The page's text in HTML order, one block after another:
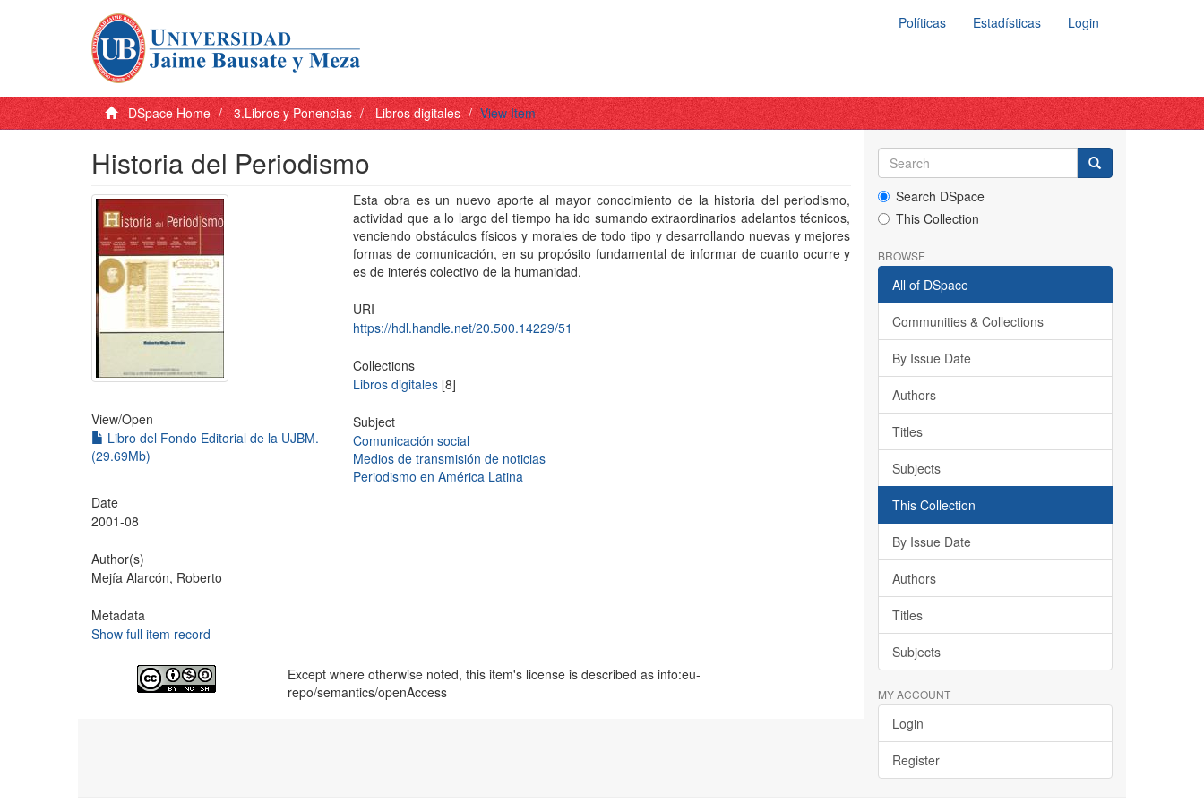
Políticas Estadísticas Login
DSpace Home 3.Libros y Ponencias Libros digitales View Item
Historia del Periodismo
View/Open
Libro del Fondo Editorial de la UJBM.
(29.69Mb)
Date
2001-08
Author(s)
Mejía Alarcón, Roberto
Metadata
Show full item record
Esta obra es un nuevo aporte al mayor conocimiento de la historia del periodismo,
actividad que a lo largo del tiempo ha ido sumando extraordinarios adelantos técnicos,
venciendo obstáculos físicos y morales de todo tipo y desarrollando nuevas y mejores
formas de comunicación, en su propósito fundamental de informar de cuanto ocurre y
es de interés colectivo de la humanidad.
URI
https://hdl.handle.net/20.500.14229/51
Collections
Libros digitales [8]
Subject
Comunicación social
Medios de transmisión de noticias
Periodismo en América Latina
Except where otherwise noted, this item's license is described as info:eu-
repo/semantics/openAccess
Search DSpace
This Collection
BROWSE
All of DSpace
Communities & Collections
By Issue Date
Authors
Titles
Subjects
This Collection
By Issue Date
Authors
Titles
Subjects
MY ACCOUNT
Login
Register